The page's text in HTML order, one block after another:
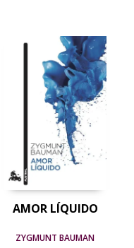
AMOR LÍQUIDO
ZYGMUNT BAUMAN